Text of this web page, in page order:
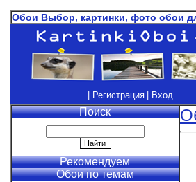
Обои Выбор, картинки, фото обои
| Регистрация | Вход
Поиск
Рекомендуем
Обои по темам